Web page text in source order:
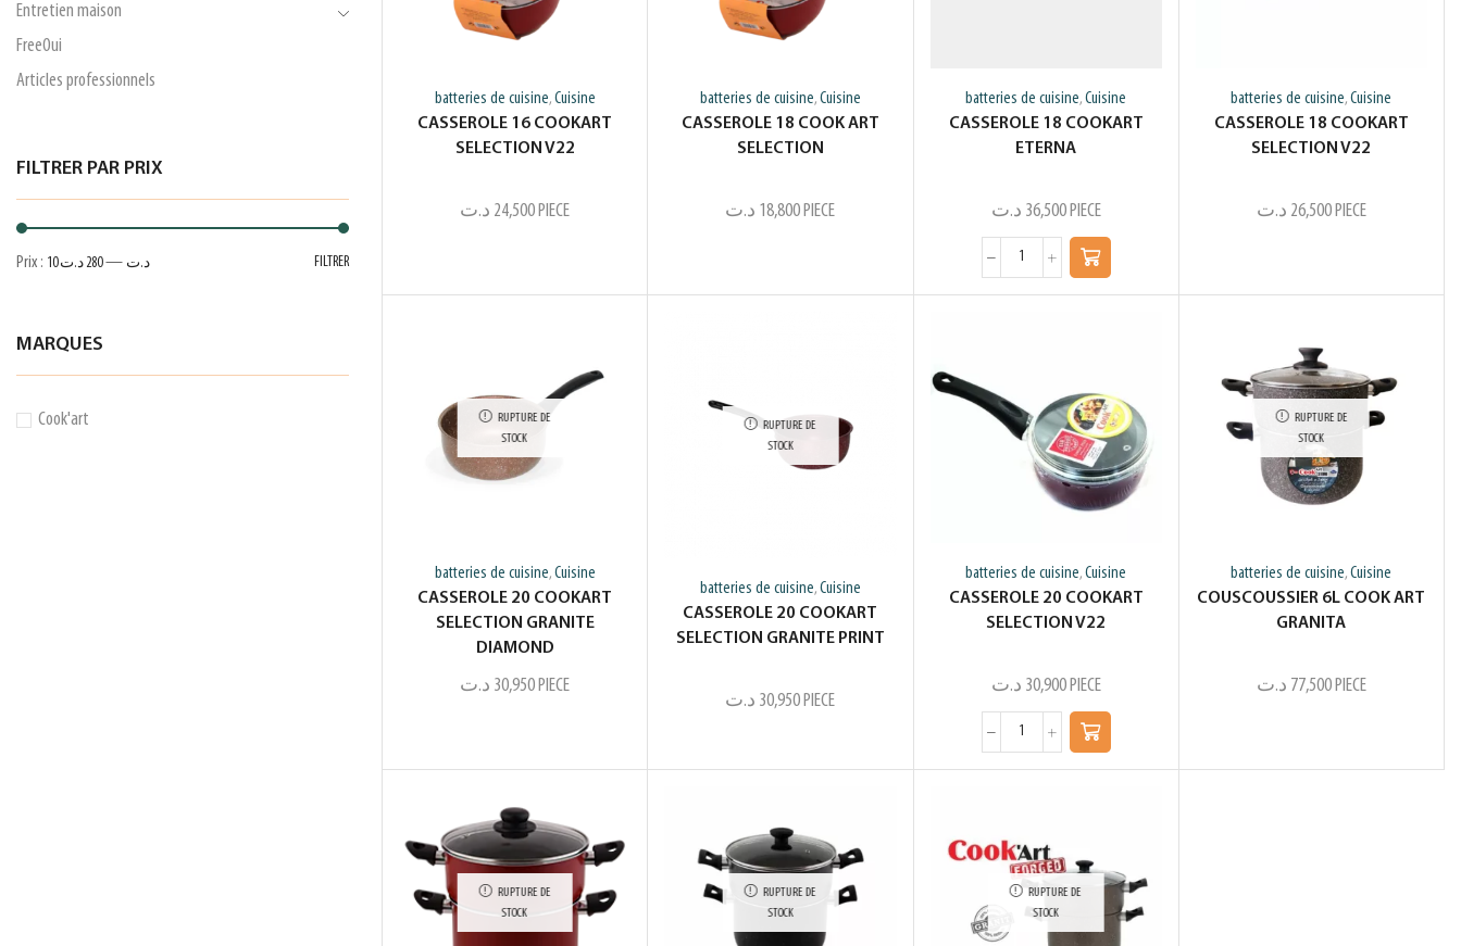
batteries de cuisine, Cuisine
CASSEROLE 16 COOKART
SELECTION V22
24,500 د.ت PIECE
batteries de cuisine, Cuisine
CASSEROLE 18 COOK ART
SELECTION
18,800 د.ت PIECE
batteries de cuisine,Cuisine
CASSEROLE 18 COOKART
ETERNA
36,500 د.ت PIECE
batteries de cuisine,Cuisine
CASSEROLE 18 COOKART
SELECTION V22
26,500 د.ت PIECE
RUPTURE DE
STOCK
batteries de cuisine, Cuisine
CASSEROLE 20 COOKART
SELECTION GRANITE
DIAMOND
30,950 د.ت PIECE
RUPTURE DE
STOCK
batteries de cuisine, Cuisine
CASSEROLE 20 COOKART
SELECTION GRANITE PRINT
30,950 د.ت PIECE
batteries de cuisine,Cuisine
CASSEROLE 20 COOKART
SELECTION V22
30,900 د.ت PIECE
RUPTURE DE
STOCK
batteries de cuisine,Cuisine
COUSCOUSSIER 6L COOK ART
GRANITA
77,500 د.ت PIECE
RUPTURE DE
STOCK
RUPTURE DE
STOCK
RUPTURE DE
STOCK
Entretien maison
FreeOui
Articles professionnels
FILTRER PAR PRIX
FILTRER
Prix : 10 د.ت —280 د.ت
MARQUES
Cook'art